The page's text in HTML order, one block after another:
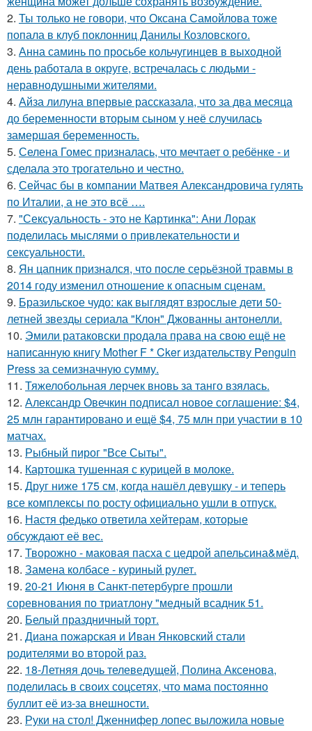
2. Ты только не говори, что Оксана Самойлова тоже
попала в клуб поклонниц Данилы Козловского.
3. Анна саминь по просьбе кольчугинцев в выходной
день работала в округе, встречалась с людьми -
неравнодушными жителями.
4. Айза лилуна впервые рассказала, что за два месяца
до беременности вторым сыном у неё случилась
замершая беременность.
5. Селена Гомес призналась, что мечтает о ребёнке - и
сделала это трогательно и честно.
6. Сейчас бы в компании Матвея Александровича гулять
по Италии, а не это всё ….
7. "Сексуальность - это не Картинка": Ани Лорак
поделилась мыслями о привлекательности и
сексуальности.
8. Ян цапник признался, что после серьёзной травмы в
2014 году изменил отношение к опасным сценам.
9. Бразильское чудо: как выглядят взрослые дети 50-
летней звезды сериала "Клон" Джованны антонелли.
10. Эмили ратаковски продала права на свою ещё не
написанную книгу Mother F * Cker издательству Penguin
Press за семизначную сумму.
11. Тяжелобольная лерчек вновь за танго взялась.
12. Александр Овечкин подписал новое соглашение: $4,
25 млн гарантировано и ещё $4, 75 млн при участии в 10
матчах.
13. Рыбный пирог "Все Сыты".
14. Картошка тушенная с курицей в молоке.
15. Друг ниже 175 см, когда нашёл девушку - и теперь
все комплексы по росту официально ушли в отпуск.
16. Настя федько ответила хейтерам, которые
обсуждают её вес.
17. Творожно - маковая пасха с цедрой апельсина&мёд.
18. Замена колбасе - куриный рулет.
19. 20-21 Июня в Санкт-петербурге прошли
соревнования по триатлону "медный всадник 51.
20. Белый праздничный торт.
21. Диана пожарская и Иван Янковский стали
родителями во второй раз.
22. 18-Летняя дочь телеведущей, Полина Аксенова,
поделилась в своих соцсетях, что мама постоянно
буллит её из-за внешности.
23. Руки на стол! Дженнифер лопес выложила новые